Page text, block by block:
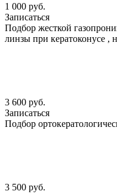
1 000 руб.
Записаться
Подбор жесткой
линзы при кератоконусе ,
3 600 руб.
Записаться
Подбор
3 500 руб.